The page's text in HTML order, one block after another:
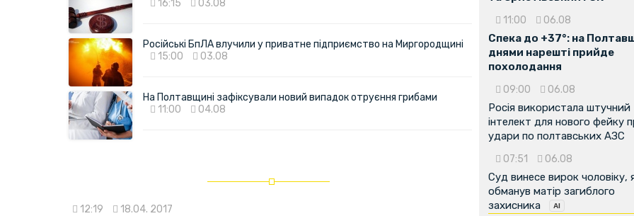
16:15
03.08
Російські БпЛА влучили у приватне підприємство на Миргородщині
15:00
03.08
На Полтавщині зафіксували новий випадок отруєння грибами
11:00
04.08
12:19 18.04. 2017
11:00 06.08
Спека до +37°: на
днями нарешті прийде
похолодання
09:00 06.08
Росія використала штучний
інтелект для нового фейку
удари по полтавських АЗС
07:51 06.08
Суд винесе вирок чоловіку,
обманув матір загиблого
захисника